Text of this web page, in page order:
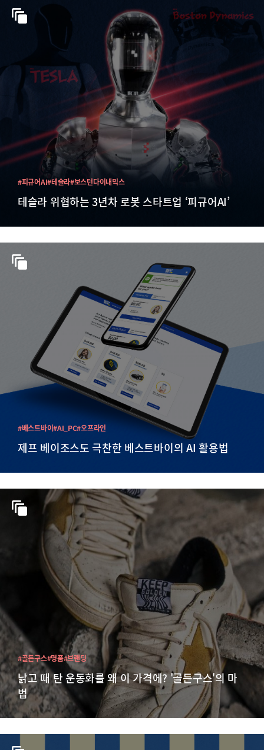
테슬라 위협하는 3년차 로봇 스타트업 ‘피규어AI’
#피규어AI#테슬라#보스턴다이내믹스
제프 베이조스도 극찬한 베스트바이의 AI 활용법
#베스트바이#AI_PC#오프라인
낡고 때 탄 운동화를 왜 이 가격에? '골든구스'의 마
법
#골든구스#명품#브랜딩